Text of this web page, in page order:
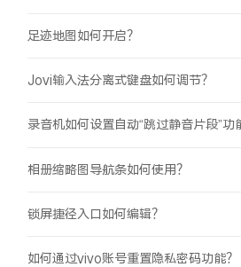
足迹地图如何开启？
Jovi输入法分离式键盘如何调节？
录音机如何设置自动“跳过静音片段”功
相册缩略图导航条如何使用？
锁屏捷径入口如何编辑？
如何通过vivo账号重置隐私密码功能？